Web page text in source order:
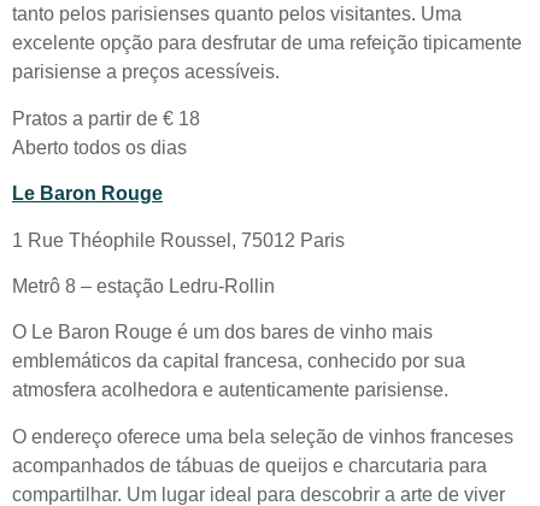
tanto pelos parisienses quanto pelos visitantes. Uma
excelente opção para desfrutar de uma refeição tipicamente
parisiense a preços acessíveis.
Pratos a partir de € 18
Aberto todos os dias
Le Baron Rouge
1 Rue Théophile Roussel, 75012 Paris
Metrô 8 – estação Ledru-Rollin
O Le Baron Rouge é um dos bares de vinho mais
emblemáticos da capital francesa, conhecido por sua
atmosfera acolhedora e autenticamente parisiense.
O endereço oferece uma bela seleção de vinhos franceses
acompanhados de tábuas de queijos e charcutaria para
compartilhar. Um lugar ideal para descobrir a arte de viver